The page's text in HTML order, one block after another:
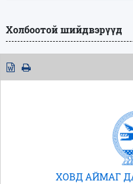
Холбоотой шийдвэрүүд
ХОВД АЙМАГ